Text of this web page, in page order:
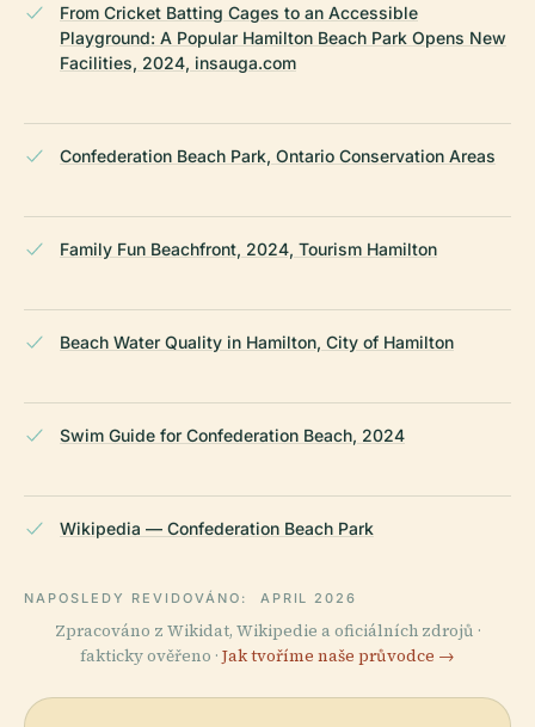
From Cricket Batting Cages to an Accessible
Playground: A Popular Hamilton Beach Park Opens New
Facilities, 2024, insauga.com
Confederation Beach Park, Ontario Conservation Areas
Family Fun Beachfront, 2024, Tourism Hamilton
Beach Water Quality in Hamilton, City of Hamilton
Swim Guide for Confederation Beach, 2024
Wikipedia — Confederation Beach Park
NAPOSLEDY REVIDOVÁNO: APRIL 2026
Zpracováno z Wikidat, Wikipedie a oficiálních zdrojů ·
fakticky ověřeno · Jak tvoříme naše průvodce →